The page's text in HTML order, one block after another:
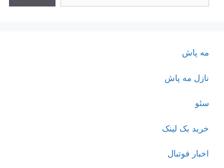
مه پاش
نازل مه پاش
سئو
خرید بک لینک
اخبار فوتبال